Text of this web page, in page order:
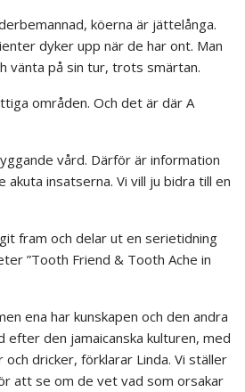
köerna är jättelånga.
dyker upp när de har ont. Man
vänta på sin tur, trots smärtan.
områden. Och det är där A
vård. Därför är information
akuta insatserna. Vi vill ju bidra till en
fram och delar ut en serietidning
”Tooth Friend & Tooth Ache in
ena har kunskapen och den andra
efter den jamaicanska kulturen, med
och dricker, förklarar Linda. Vi ställer
att se om de vet vad som orsakar